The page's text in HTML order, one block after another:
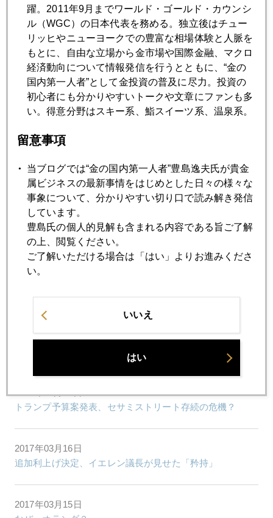
シュガーハイ相場
2017年03月28日
トランプ大統領だけではない、世界激動の兆し
2017年03月27日
2017年03月24日
日米欧ともに政治相場、ほくそえむ中国
2017年03月23日
トランプ大統領の規制緩和
市場を覆う３つの要因
2017年03月21日
2017年03月17日
トランプ予算案発表、セサミストリート存続の危機？
2017年03月16日
追加利上げ決定、イエレン議長が見せた「矜持」
2017年03月15日
躍。2011年9月までワールド・ゴールド・カウンシ
ル（WGC）の日本代表を務める。独立後はチュー
リッヒやニューヨークでの豊富な相場体験と人脈を
もとに、自由な立場から金市場や国際金融、マクロ
経済動向について情報発信を行うとともに、“金の
国内第一人者”として金投資の普及に尽力。投資の
初心者にも分かりやすいトークや文章にファンも多
い。得意分野はスキー系、鮨スイーツ系、温泉系。
留意事項
当ブログでは“金の国内第一人者”豊島逸夫氏が貴金
属ビジネスの最新事情をはじめとした日々の様々な
事象について、分かりやすい切り口で読み解き発信
しています。
豊島氏の個人的見解も含まれる内容である旨ご了解
の上、閲覧ください。
ご了解いただける場合は「はい」よりお進みくださ
い。
いいえ
はい